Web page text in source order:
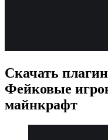
Скачать
Фейковые
майнкрафт